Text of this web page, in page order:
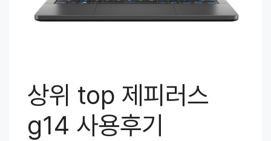
상위 top 제피러스
g14 사용후기